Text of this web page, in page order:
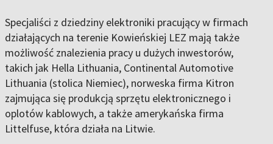
Specjaliści z dziedziny elektroniki pracujący w firmach
działających na terenie Kowieńskiej LEZ mają także
możliwość znalezienia pracy u dużych inwestorów,
takich jak Hella Lithuania, Continental Automotive
Lithuania (stolica Niemiec), norweska firma Kitron
zajmująca się produkcją sprzętu elektronicznego i
oplotów kablowych, a także amerykańska firma
Littelfuse, która działa na Litwie.